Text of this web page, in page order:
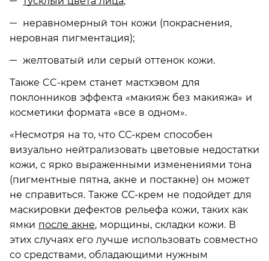
неравномерный тон кожи (покраснения,
неровная пигментация);
желтоватый или серый оттенок кожи.
Также CC-крем станет мастхэвом для
поклонников эффекта «макияж без макияжа» и
косметики формата «все в одном».
«Несмотря на то, что СС-крем способен
визуально нейтрализовать цветовые недостатки
кожи, с ярко выраженными изменениями тона
(пигментные пятна, акне и постакне) он может
не справиться. Также СС-крем не подойдет для
маскировки дефектов рельефа кожи, таких как
ямки после акне, морщины, складки кожи. В
этих случаях его лучше использовать совместно
со средствами, обладающими нужным